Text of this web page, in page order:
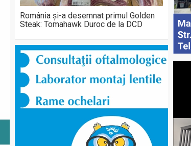
România și-a desemnat primul Golden
Steak: Tomahawk Duroc de la DCD